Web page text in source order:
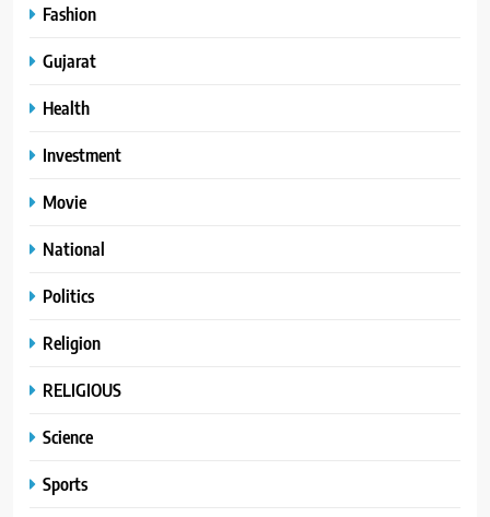
Fashion
Gujarat
Health
Investment
Movie
National
Politics
Religion
RELIGIOUS
Science
Sports